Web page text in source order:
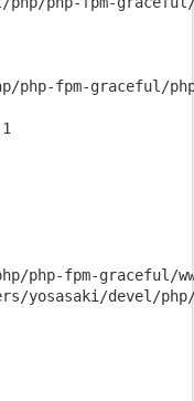
php-fpm-graceful/
php-fpm-graceful/
yosasaki/devel/